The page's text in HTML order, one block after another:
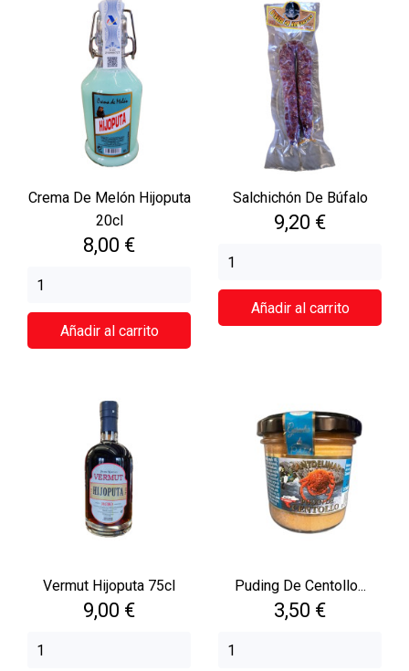
Crema De Melón Hijoputa
20cl
Precio
8,00 €
Añadir al carrito
Salchichón De Búfalo
Precio
9,20 €
Añadir al carrito
Vermut Hijoputa 75cl
Precio
9,00 €
Puding De Centollo...
Precio
3,50 €